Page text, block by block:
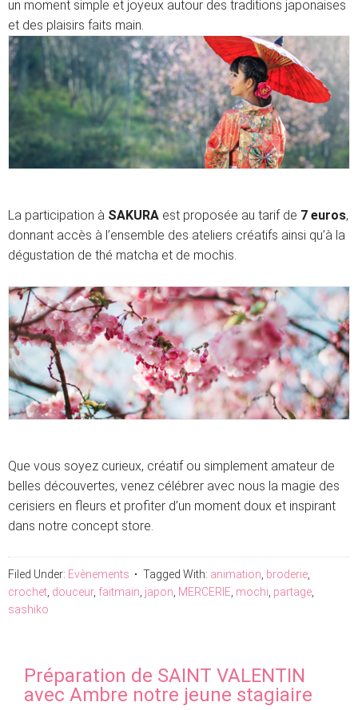
un moment simple et joyeux autour des traditions japonaises
et des plaisirs faits main.
La participation à SAKURA est proposée au tarif de 7 euros,
donnant accès à l’ensemble des ateliers créatifs ainsi qu’à la
dégustation de thé matcha et de mochis.
Que vous soyez curieux, créatif ou simplement amateur de
belles découvertes, venez célébrer avec nous la magie des
cerisiers en fleurs et profiter d’un moment doux et inspirant
dans notre concept store.
Filed Under: Evènements Tagged With: animation, broderie,
crochet, douceur, faitmain, japon, MERCERIE, mochi, partage,
sashiko
Préparation de SAINT VALENTIN
avec Ambre notre jeune stagiaire